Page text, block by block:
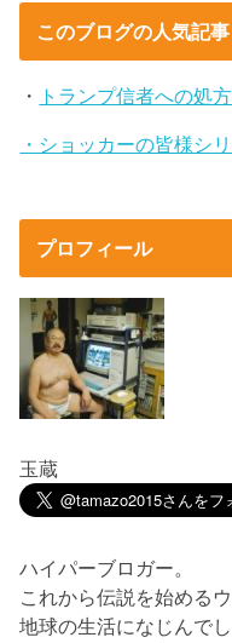
このブログの人気記事
・ トランプ信者への
・ショッカーの皆様シ
プロフィール
玉蔵
ハイパーブロガー。
これから伝説を始める
地球の生活になじんで